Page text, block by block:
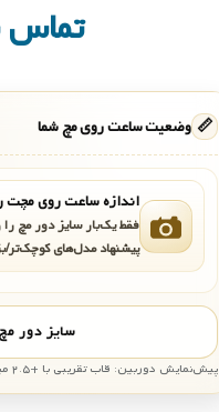
تماس
📏 وضعیت ساعت روی مچ شما
اندازه ساعت روی مچت
فقط یک‌بار سایز دور مچ
پیشنهاد مدل‌های
سایز دور
پیش‌نمایش دوربین: قاب تقریبی با +۲.۵ میلی‌متر در هر طرف